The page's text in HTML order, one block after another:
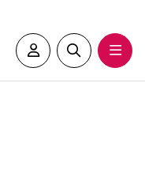
Espace adhérent•e
Rechercher